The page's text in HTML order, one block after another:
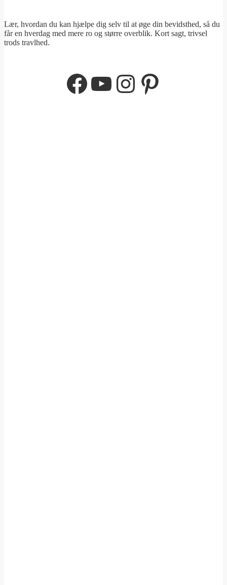
Lær, hvordan du kan hjælpe dig selv til at øge din bevidsthed, så du
får en hverdag med mere ro og større overblik. Kort sagt, trivsel
trods travlhed.
Facebook
YouTube
Instagram
Pinterest